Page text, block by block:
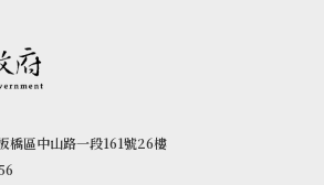
區中山路一段161號26樓